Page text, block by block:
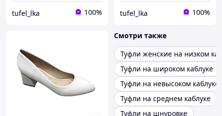
tufel_lka 100% tufel_lka 100%
Смотри также
Туфли женские на низком
Туфли на широком каблуке
Туфли на невысоком каблуке
Туфли на среднем каблуке
Туфли на шнуровке